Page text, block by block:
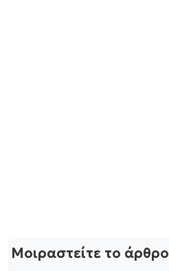
Μοιραστείτε το άρθρο